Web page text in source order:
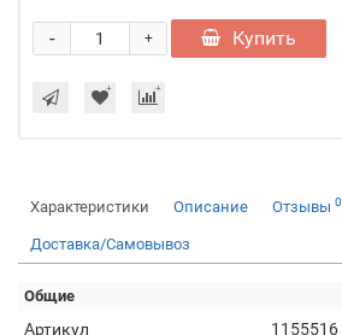
+
- Купить
Характеристики Описание Отзывы 0
Доставка/Самовывоз
Общие
Артикул
1155516